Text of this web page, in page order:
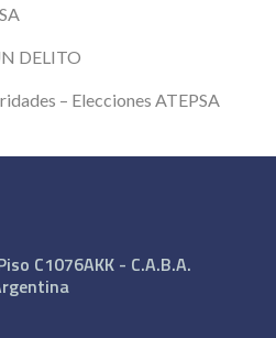
DELITO
– Elecciones ATEPSA
C1076AKK - C.A.B.A.